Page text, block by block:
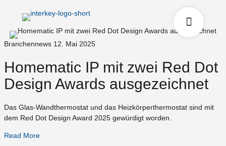
Branchennews 12. Mai 2025
Homematic IP mit zwei Red Dot
Design Awards ausgezeichnet
Das Glas-Wandthermostat und das Heizkörperthermostat sind mit
dem Red Dot Design Award 2025 gewürdigt worden.
Read More